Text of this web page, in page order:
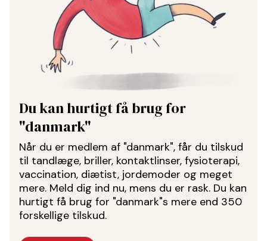
Du kan hurtigt få brug for
"danmark"
Når du er medlem af "danmark", får du tilskud
til tandlæge, briller, kontaktlinser, fysioterapi,
vaccination, diætist, jordemoder og meget
mere. Meld dig ind nu, mens du er rask. Du kan
hurtigt få brug for "danmark"s mere end 350
forskellige tilskud.